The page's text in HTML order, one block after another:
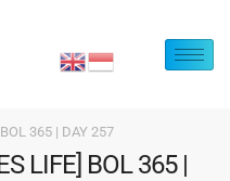
365 | DAY 257
LIFE] BOL 365 |